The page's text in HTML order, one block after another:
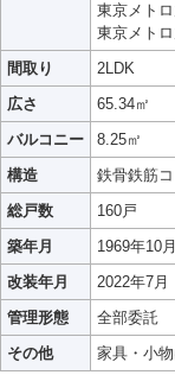
東京メト
東京メト
間取り
2LDK
広さ
65.34㎡
バルコニー
8.25㎡
構造
鉄骨鉄筋
総戸数
160戸
築年月
1969年10月
改装年月
2022年7月
管理形態
全部委託
その他
家具・小